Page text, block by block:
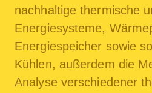
nachhaltige thermische
Energiesysteme,
Energiespeicher sowie
Kühlen, außerdem die
Analyse verschiedener